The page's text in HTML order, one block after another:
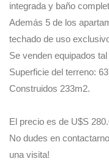
integrada y baño
Además 5 de los
techado de uso
Se venden equipados
Superficie del terreno:
Construidos 233m2.
El precio es de U$S
No dudes en
una visita!